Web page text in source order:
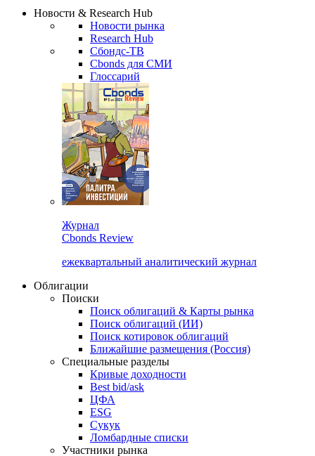
Сбондс Люди
Новости & Research Hub
Новости рынка
Research Hub
Сбондс-ТВ
Cbonds для СМИ
Глоссарий
Cbonds Review
ежеквартальный аналитический журнал
Облигации
Поиски
Поиск облигаций & Карты рынка
Поиск облигаций (ИИ)
Поиск котировок облигаций
Ближайшие размещения (Россия)
Специальные разделы
Кривые доходности
Best bid/ask
ЦФА